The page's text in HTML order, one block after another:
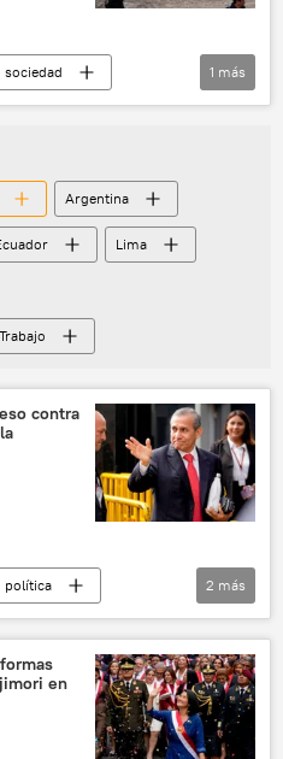
sociedad
1 más
Argentina
Lima
contra
política
2 más
en